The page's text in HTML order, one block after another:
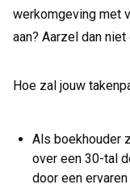
werkomgeving met
aan? Aarzel dan
Hoe zal jouw
Als boekhouder
over een 30-tal
door een